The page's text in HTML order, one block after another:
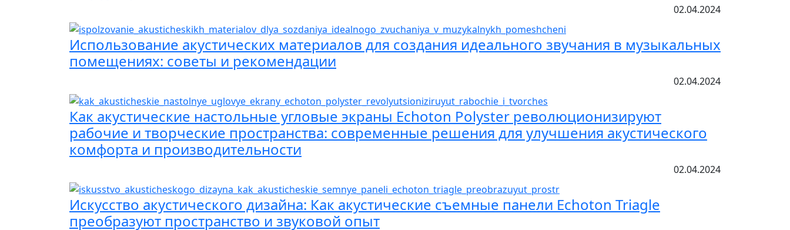
02.04.2024
Использование акустических материалов для создания идеального звучания в музыкальных
помещениях: советы и рекомендации
02.04.2024
Как акустические настольные угловые экраны Echoton Polyster революционизируют
рабочие и творческие пространства: современные решения для улучшения акустического
комфорта и производительности
02.04.2024
Искусство акустического дизайна: Как акустические съемные панели Echoton Triagle
преобразуют пространство и звуковой опыт